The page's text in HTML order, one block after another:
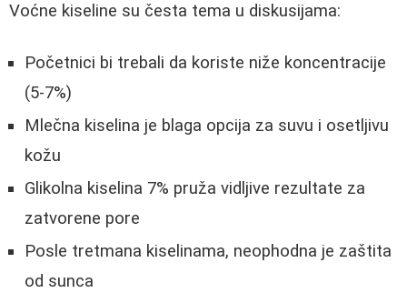
Voćne kiseline su česta tema u diskusijama:
Početnici bi trebali da koriste niže koncentracije
(5-7%)
Mlečna kiselina je blaga opcija za suvu i osetljivu
kožu
Glikolna kiselina 7% pruža vidljive rezultate za
zatvorene pore
Posle tretmana kiselinama, neophodna je zaštita
od sunca